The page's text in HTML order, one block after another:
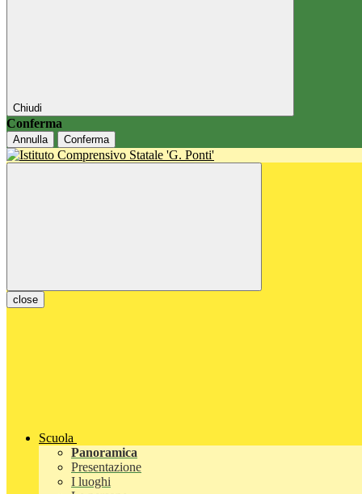
Chiudi
Conferma
Annulla Conferma
close
Scuola
Panoramica
Presentazione
I luoghi